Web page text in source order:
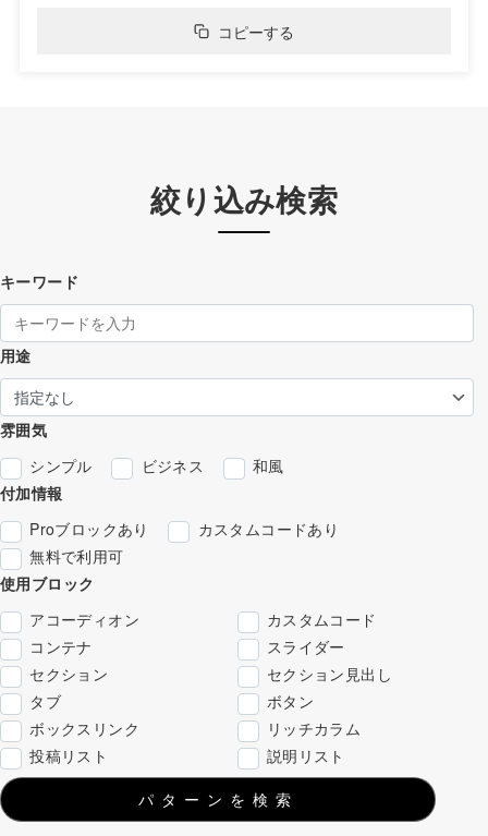
コピーする
絞り込み検索
キーワード
用途
雰囲気
シンプル
ビジネス
和風
付加情報
Proブロックあり
カスタムコードあり
無料で利用可
使用ブロック
アコーディオン
カスタムコード
コンテナ
スライダー
セクション
セクション見出し
タブ
ボタン
ボックスリンク
リッチカラム
投稿リスト
説明リスト
パターンを検索